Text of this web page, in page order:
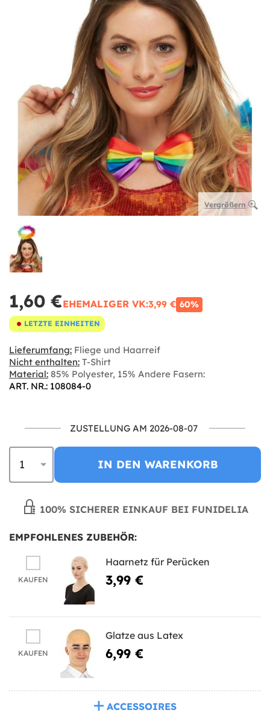
Vergrößern
1,60 €EHEMALIGER VK:3,99 € 60%
LETZTE EINHEITEN
Lieferumfang: Fliege und Haarreif
Nicht enthalten: T-Shirt
Material: 85% Polyester, 15% Andere Fasern:
ART. NR.: 108084-0
ZUSTELLUNG AM 2026-08-07
IN DEN WARENKORB
100% SICHERER EINKAUF BEI FUNIDELIA
EMPFOHLENES ZUBEHÖR:
KAUFEN
Haarnetz für Perücken
3,99 €
KAUFEN
Glatze aus Latex
6,99 €
ACCESSOIRES